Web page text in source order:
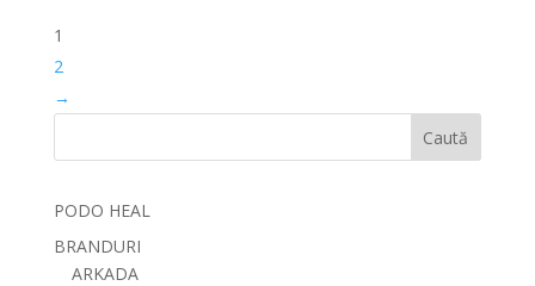
1
2
→
Caută
PODO HEAL
BRANDURI
ARKADA